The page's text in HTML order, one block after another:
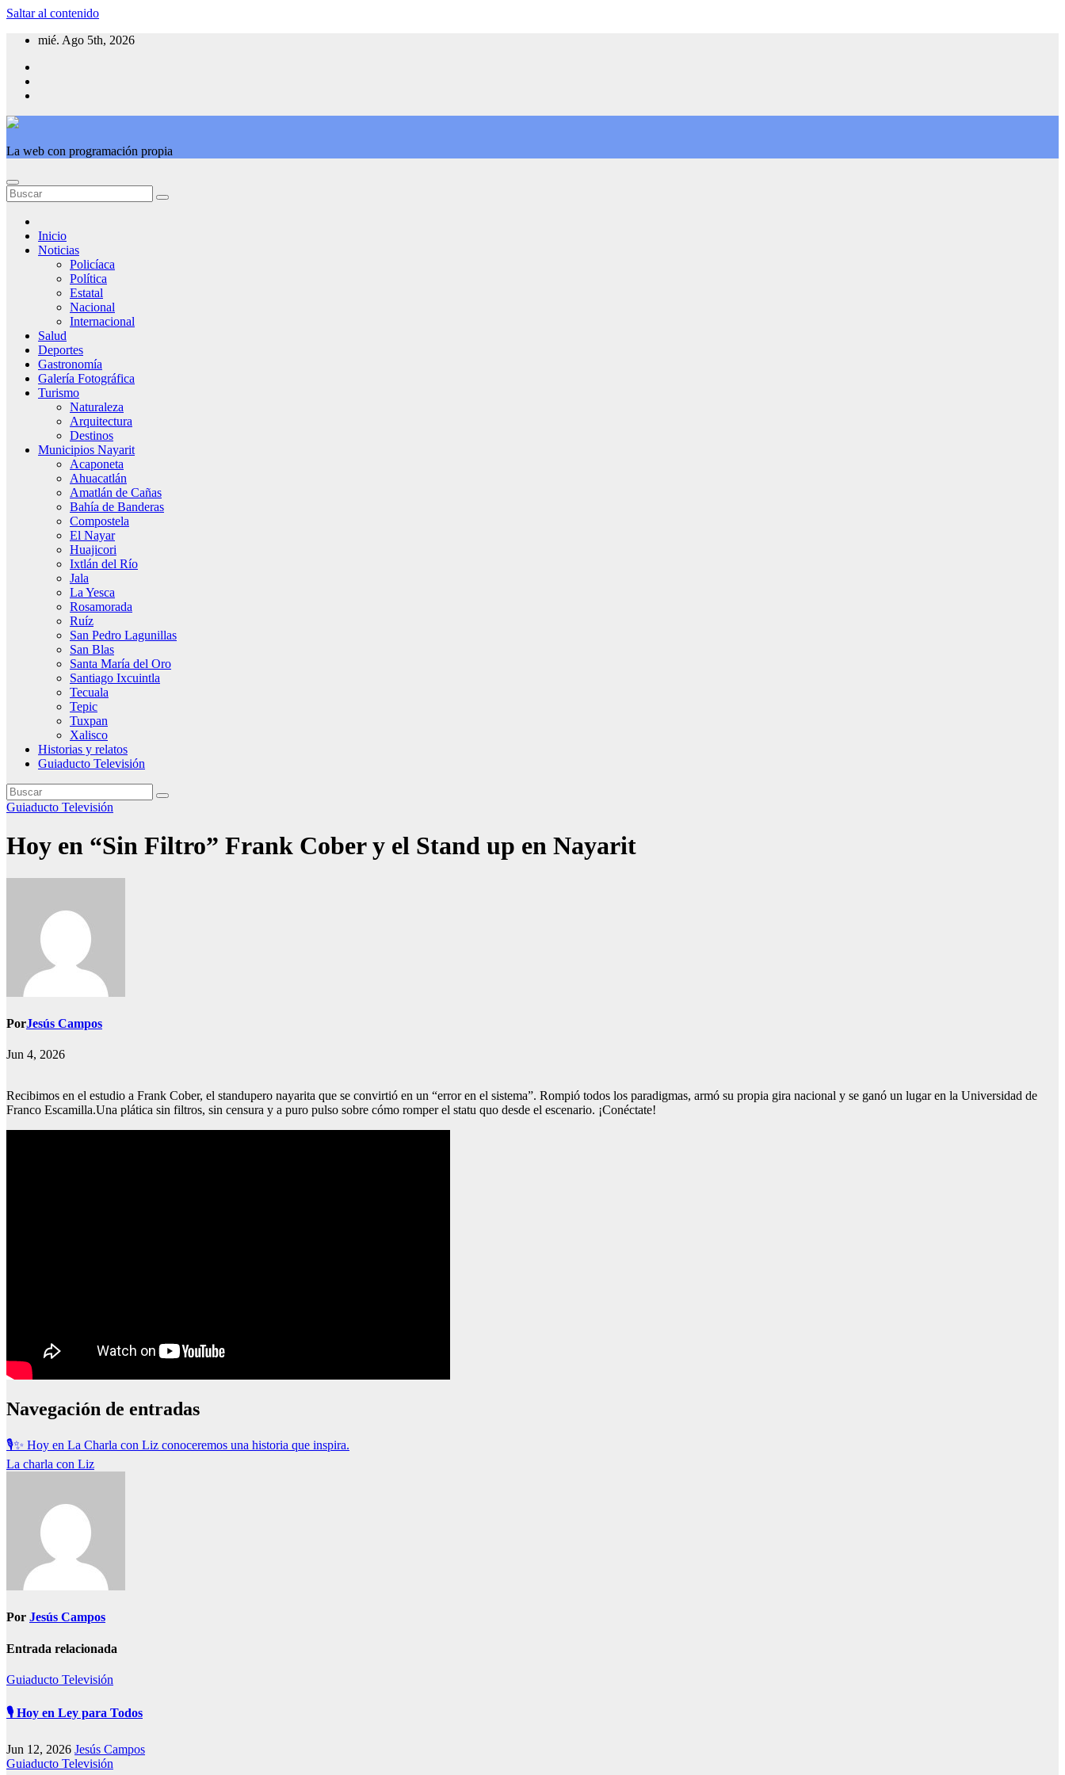
Saltar al contenido
mié. Ago 5th, 2026
La web con programación propia
Inicio
Noticias
Policíaca
Política
Estatal
Nacional
Internacional
Salud
Deportes
Gastronomía
Galería Fotográfica
Turismo
Naturaleza
Arquitectura
Destinos
Municipios Nayarit
Acaponeta
Ahuacatlán
Amatlán de Cañas
Bahía de Banderas
Compostela
El Nayar
Huajicori
Ixtlán del Río
Jala
La Yesca
Rosamorada
Ruíz
San Pedro Lagunillas
San Blas
Santa María del Oro
Santiago Ixcuintla
Tecuala
Tepic
Tuxpan
Xalisco
Historias y relatos
Guiaducto Televisión
Guiaducto Televisión
Hoy en “Sin Filtro” Frank Cober y el Stand up en Nayarit
PorJesús Campos
Jun 4, 2026
Recibimos en el estudio a Frank Cober, el standupero nayarita que se convirtió en un “error en el sistema”. Rompió todos los paradigmas, armó su propia gira nacional y se ganó un lugar en la Universidad de
Franco Escamilla.​Una plática sin filtros, sin censura y a puro pulso sobre cómo romper el statu quo desde el escenario. ¡Conéctate!
Navegación de entradas
🎙️✨ Hoy en La Charla con Liz conoceremos una historia que inspira.
La charla con Liz
Por Jesús Campos
Entrada relacionada
Guiaducto Televisión
🎙️ Hoy en Ley para Todos
Jun 12, 2026 Jesús Campos
Guiaducto Televisión